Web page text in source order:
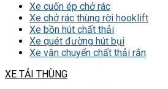
Xe cuốn ép chở rác
Xe chở rác thùng rời hooklift
Xe bồn hút chất thải
Xe quét đường hút bụi
Xe vận chuyển chất thải rắn
XE TẢI THÙNG